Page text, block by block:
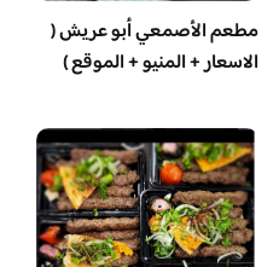
مطعم الأصمعي أبو عريش (
الاسعار + المنيو + الموقع )